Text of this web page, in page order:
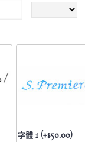
字體 1 (+$50.00)